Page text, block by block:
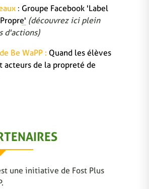
: Groupe Facebook 'Label
(découvrez ici plein
d'actions)
Be WaPP : Quand les élèves
acteurs de la propreté de
une initiative de Fost Plus